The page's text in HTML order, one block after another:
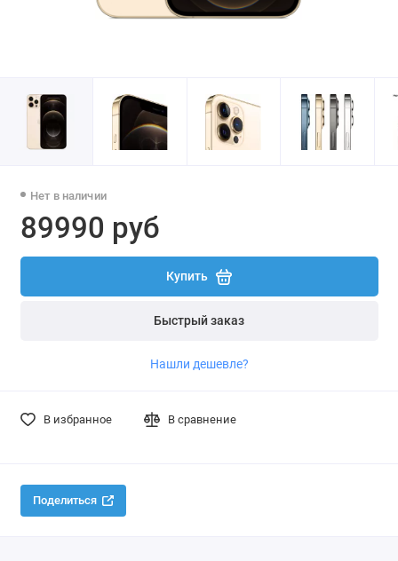
Нет в наличии
89990 руб
Купить
Быстрый заказ
Нашли дешевле?
В избранное В сравнение
Поделиться